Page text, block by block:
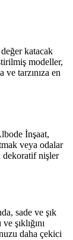
katacak
modeller,
tarzınıza en
İnşaat,
veya odalar
dekoratif nişler
sade ve şık
şıklığını
daha çekici